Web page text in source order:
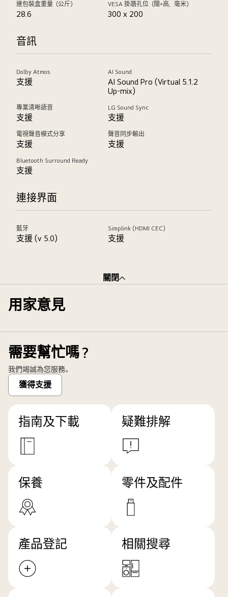
連包裝盒重量（公斤）
28.6
VESA 掛牆孔位（闊×高，毫米）
300 x 200
音訊
Dolby Atmos
支援
AI Sound
AI Sound Pro (Virtual 5.1.2
Up-mix)
專業清晰語音
支援
LG Sound Sync
支援
電視聲音模式分享
支援
聲音同步輸出
支援
Bluetooth Surround Ready
支援
連接界面
藍牙
支援 (v 5.0)
Simplink (HDMI CEC)
支援
關閉
用家意見
需要幫忙嗎？
我們竭誠為您服務。
獲得支援
指南及下載 疑難排解
保養 零件及配件
產品登記 相關搜尋